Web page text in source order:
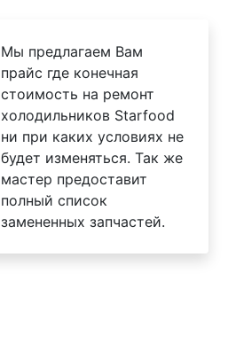
Мы предлагаем Вам
прайс где конечная
стоимость на ремонт
холодильников Starfood
ни при каких условиях не
будет изменяться. Так же
мастер предоставит
полный список
замененных запчастей.